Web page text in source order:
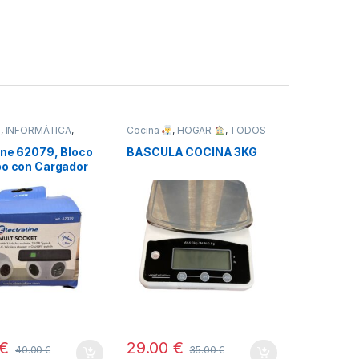
, INFORMÁTICA,
62079, Bloco
con Cargador
40.00€
Cocina , HOGAR , TODOS
BASCULA COCINA 3KG
29.00 € 35.00€